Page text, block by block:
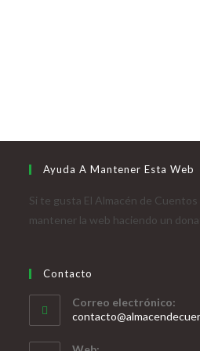
Ayuda A Mantener Esta Web
Si te gusta El Almacén de
mantener la web haciendo un
Contacto
Correo electrónico: